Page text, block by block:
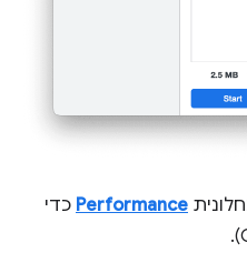
Performance כדי